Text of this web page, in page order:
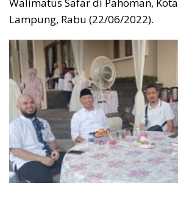
Lampung, Rabu (22/06/2022).